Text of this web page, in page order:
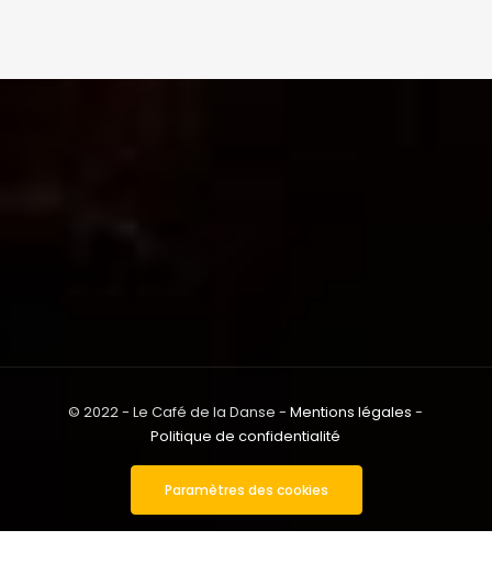
© 2022 - Le Café de la Danse -Mentions légales -
Politique de confidentialité
Paramètres des cookies